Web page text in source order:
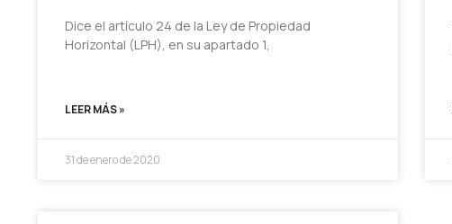
Dice el artículo 24 de la Ley de Propiedad
Horizontal (LPH), en su apartado 1,
LEER MÁS »
31 de enero de 2020